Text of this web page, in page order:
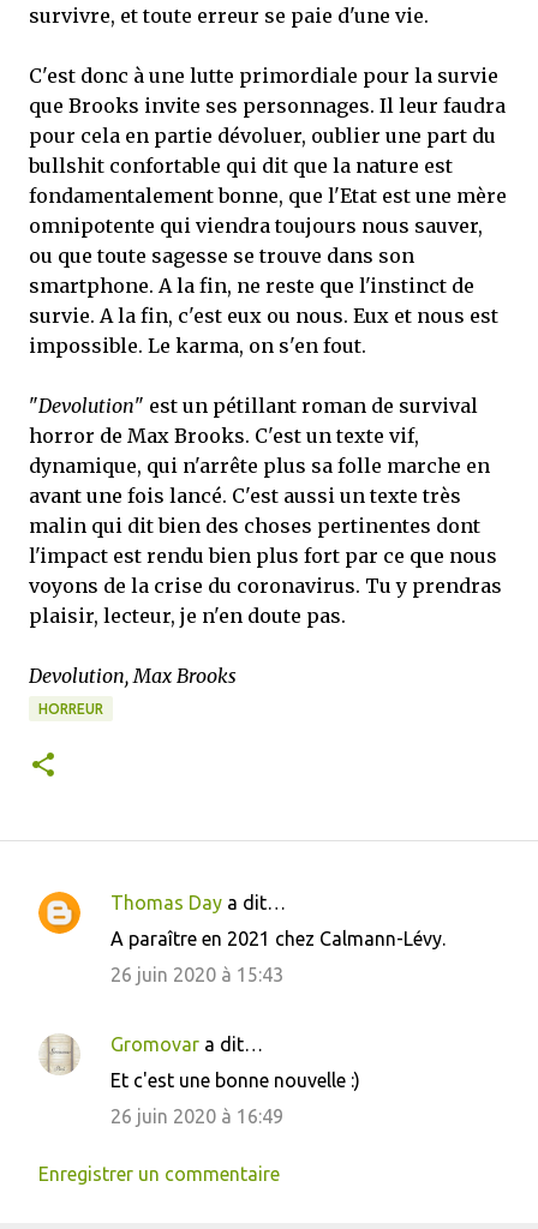
survivre, et toute erreur se paie d'une vie.
C'est donc à une lutte primordiale pour la survie
que Brooks invite ses personnages. Il leur faudra
pour cela en partie dévoluer, oublier une part du
bullshit confortable qui dit que la nature est
fondamentalement bonne, que l'Etat est une mère
omnipotente qui viendra toujours nous sauver,
ou que toute sagesse se trouve dans son
smartphone. A la fin, ne reste que l'instinct de
survie. A la fin, c'est eux ou nous. Eux et nous est
impossible. Le karma, on s'en fout.
"Devolution" est un pétillant roman de survival
horror de Max Brooks. C'est un texte vif,
dynamique, qui n'arrête plus sa folle marche en
avant une fois lancé. C'est aussi un texte très
malin qui dit bien des choses pertinentes dont
l'impact est rendu bien plus fort par ce que nous
voyons de la crise du coronavirus. Tu y prendras
plaisir, lecteur, je n'en doute pas.
Devolution, Max Brooks
HORREUR
C
e
i
Thomas Day a dit…
A paraître en 2021 chez Calmann-Lévy.
26 juin 2020 à 15:43
Gromovar a dit…
Et c'est une bonne nouvelle :)
26 juin 2020 à 16:49
Enregistrer un commentaire